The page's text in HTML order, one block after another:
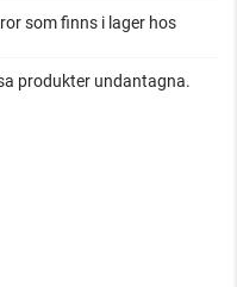
som finns i lager hos
produkter undantagna.